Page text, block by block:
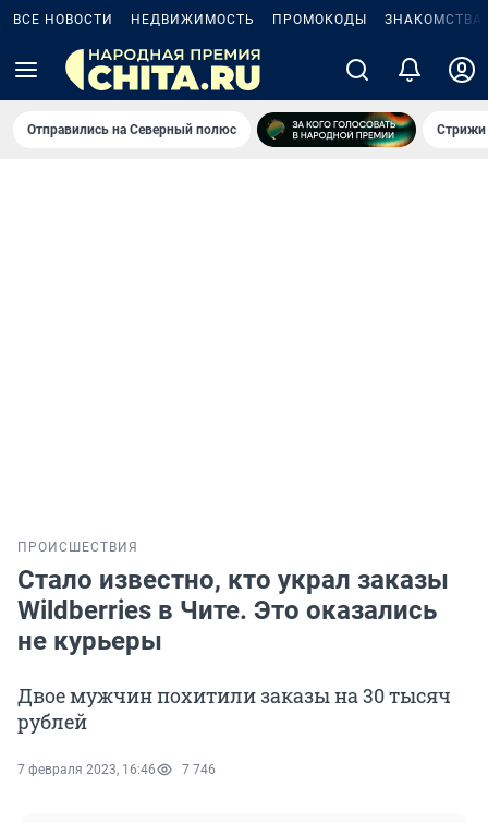
ВСЕ НОВОСТИ НЕДВИЖИМОСТЬ ПРОМОКОДЫ ЗНАКОМСТВА
Отправились на Северный полюс Стрижи
ПРОИСШЕСТВИЯ
Стало известно, кто украл заказы
Wildberries в Чите. Это оказались
не курьеры
Двое мужчин похитили заказы на 30 тысяч
рублей
7 февраля 2023, 16:46 7 746